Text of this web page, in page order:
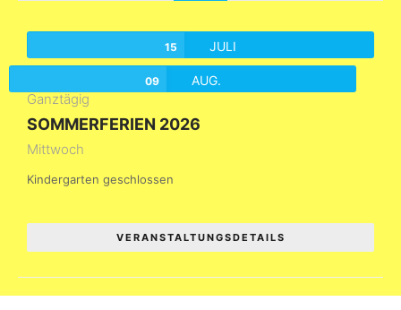
15 JULI
09 AUG.
Ganztägig
SOMMERFERIEN 2026
Mittwoch
Kindergarten geschlossen
VERANSTALTUNGSDETAILS